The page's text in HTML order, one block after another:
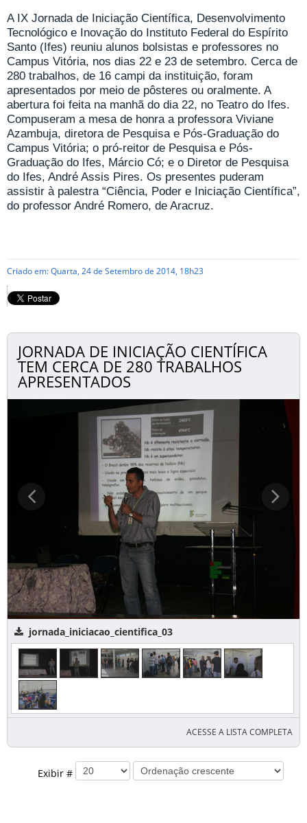
A IX Jornada de Iniciação Científica, Desenvolvimento
Tecnológico e Inovação do Instituto Federal do Espírito
Santo (Ifes) reuniu alunos bolsistas e professores no
Campus Vitória, nos dias 22 e 23 de setembro. Cerca de
280 trabalhos, de 16 campi da instituição, foram
apresentados por meio de pôsteres ou oralmente. A
abertura foi feita na manhã do dia 22, no Teatro do Ifes.
Compuseram a mesa de honra a professora Viviane
Azambuja, diretora de Pesquisa e Pós-Graduação do
Campus Vitória; o pró-reitor de Pesquisa e Pós-
Graduação do Ifes, Márcio Có; e o Diretor de Pesquisa
do Ifes, André Assis Pires. Os presentes puderam
assistir à palestra “Ciência, Poder e Iniciação Científica”,
do professor André Romero, de Aracruz.
Criado em: Quarta, 24 de Setembro de 2014, 18h23
JORNADA DE INICIAÇÃO CIENTÍFICA
TEM CERCA DE 280 TRABALHOS
APRESENTADOS
jornada_iniciacao_cientifica_03
ACESSE A LISTA COMPLETA
Exibir #